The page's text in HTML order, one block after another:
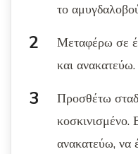
το
Μεταφέρω σε
και ανακατεύω.
Προσθέτω
κοσκινισμένο.
ανακατεύω, να